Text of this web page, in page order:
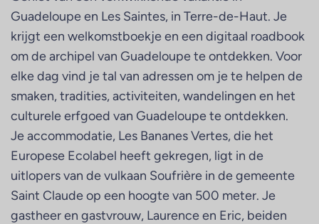
Guadeloupe en Les Saintes, in Terre-de-Haut. Je
krijgt een welkomstboekje en een digitaal roadbook
om de archipel van Guadeloupe te ontdekken. Voor
elke dag vind je tal van adressen om je te helpen de
smaken, tradities, activiteiten, wandelingen en het
culturele erfgoed van Guadeloupe te ontdekken.
Je accommodatie, Les Bananes Vertes, die het
Europese Ecolabel heeft gekregen, ligt in de
uitlopers van de vulkaan Soufrière in de gemeente
Saint Claude op een hoogte van 500 meter. Je
gastheer en gastvrouw, Laurence en Eric, beiden